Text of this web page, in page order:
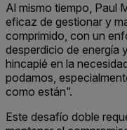
Al mismo tiempo, Paul
eficaz de gestionar y
comprimido, con un
desperdicio de energía
hincapié en la
podamos,
como están”.
Este desafío doble